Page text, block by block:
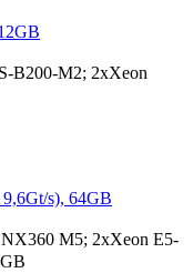
B200-M2; 2xXeon
s), 64GB
M5; 2xXeon E5-